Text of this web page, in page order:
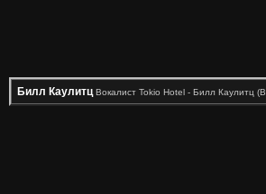
Билл Каулитц Вокалист Tokio Hotel - Билл Каулитц